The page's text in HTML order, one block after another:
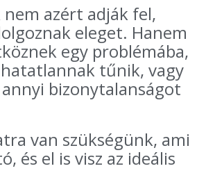
nem azért adják fel,
eleget. Hanem
egy problémába,
tűnik, vagy
bizonytalanságot
van szükségünk, ami
és el is visz az ideális